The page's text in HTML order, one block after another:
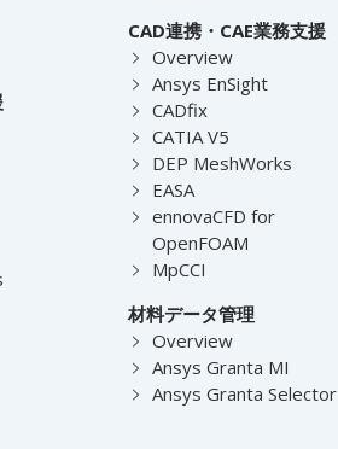
CAD連携・CAE業務支援
Overview
Ansys EnSight
CADfix
CATIA V5
DEP MeshWorks
EASA
ennovaCFD for
OpenFOAM
MpCCI
材料データ管理
Overview
Ansys Granta MI
Ansys Granta Selector